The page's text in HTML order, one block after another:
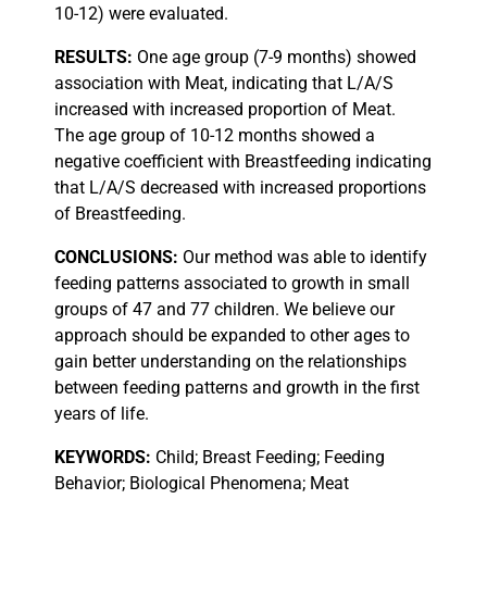
10-12) were evaluated.
RESULTS: One age group (7-9 months) showed
association with Meat, indicating that L/A/S
increased with increased proportion of Meat.
The age group of 10-12 months showed a
negative coefficient with Breastfeeding indicating
that L/A/S decreased with increased proportions
of Breastfeeding.
CONCLUSIONS: Our method was able to identify
feeding patterns associated to growth in small
groups of 47 and 77 children. We believe our
approach should be expanded to other ages to
gain better understanding on the relationships
between feeding patterns and growth in the first
years of life.
KEYWORDS: Child; Breast Feeding; Feeding
Behavior; Biological Phenomena; Meat